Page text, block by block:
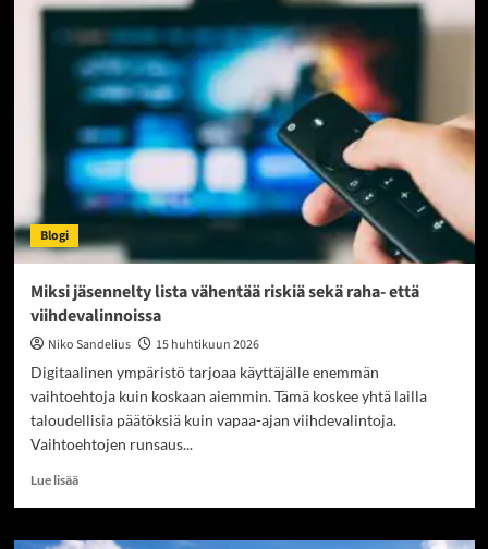
miljoonia
tienaavat
urheilijat
menettävät
omaisuutensa?
Blogi
Miksi jäsennelty lista vähentää riskiä sekä raha- että
viihdevalinnoissa
Niko Sandelius
15 huhtikuun 2026
Digitaalinen ympäristö tarjoaa käyttäjälle enemmän
vaihtoehtoja kuin koskaan aiemmin. Tämä koskee yhtä lailla
taloudellisia päätöksiä kuin vapaa-ajan viihdevalintoja.
Vaihtoehtojen runsaus...
Lue lisääRead
Miksi